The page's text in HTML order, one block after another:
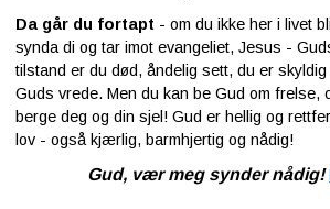
Da går du fortapt - om du ikke her i livet
synda di og tar imot evangeliet, Jesus -
tilstand er du død, åndelig sett, du er
Guds vrede. Men du kan be Gud om frelse,
berge deg og din sjel! Gud er hellig og
lov - også kjærlig, barmhjertig og nådig!
Gud, vær meg synder nådig!